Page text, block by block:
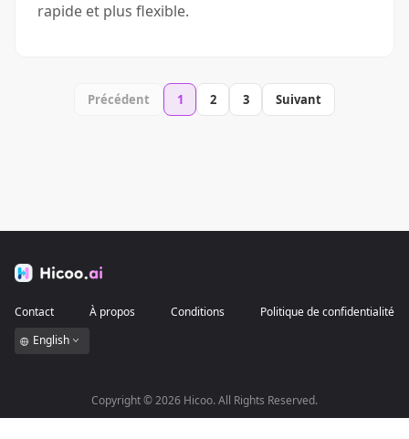
rapide et plus flexible.
Précédent 1 2 3 Suivant
Contact À propos Conditions
Politique de confidentialité
English
Copyright ©2026 Hicoo. All Rights Reserved.